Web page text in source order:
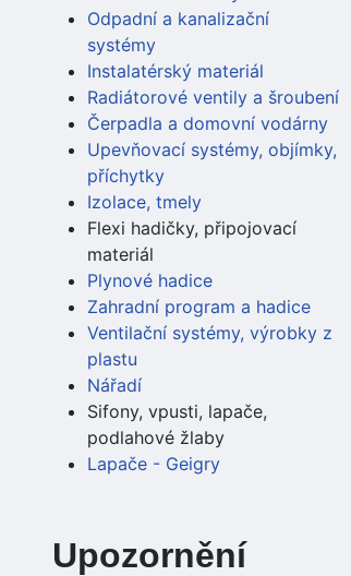
Odpadní a kanalizační
systémy
Instalatérský materiál
Radiátorové ventily a šroubení
Čerpadla a domovní vodárny
Upevňovací systémy, objímky,
příchytky
Izolace, tmely
Flexi hadičky, připojovací
materiál
Plynové hadice
Zahradní program a hadice
Ventilační systémy, výrobky z
plastu
Nářadí
Sifony, vpusti, lapače,
podlahové žlaby
Lapače - Geigry
Upozornění